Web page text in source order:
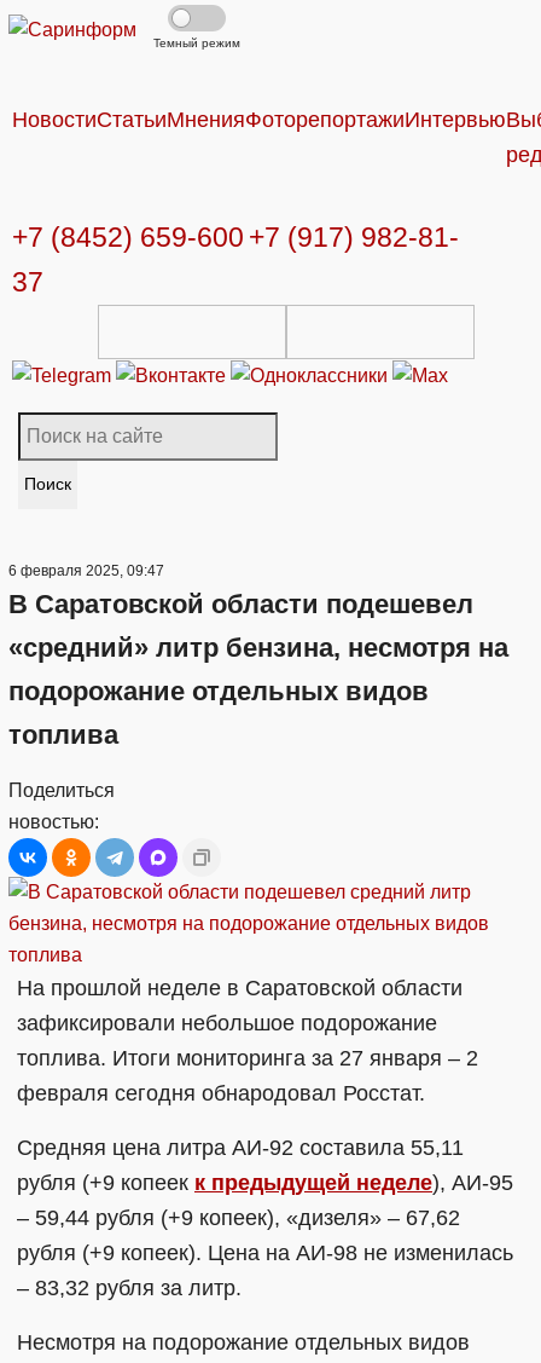
Темный режим
НовостиСтатьиМненияФоторепортажиИнтервью
+7 (8452) 659-600 +7 (917) 982-81-
37
Поиск
6 февраля 2025, 09:47
В Саратовской области подешевел
«средний» литр бензина, несмотря на
подорожание отдельных видов
топлива
Поделиться
новостью:
На прошлой неделе в Саратовской области
зафиксировали небольшое подорожание
топлива. Итоги мониторинга за 27 января – 2
февраля сегодня обнародовал Росстат.
Средняя цена литра АИ-92 составила 55,11
рубля (+9 копеек к предыдущей неделе), АИ-95
– 59,44 рубля (+9 копеек), «дизеля» – 67,62
рубля (+9 копеек). Цена на АИ-98 не изменилась
– 83,32 рубля за литр.
Несмотря на подорожание отдельных видов